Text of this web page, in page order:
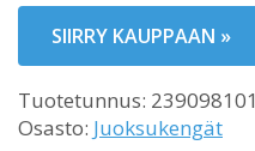
SIIRRY KAUPPAAN »
Tuotetunnus: 239098101
Osasto: Juoksukengät